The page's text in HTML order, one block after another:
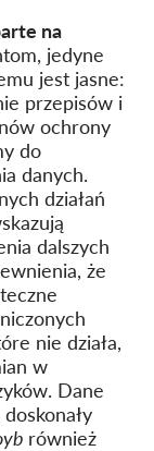
na
jedyne
jest jasne:
przepisów i
ochrony
do
danych.
działań
dalszych
że
nie działa,
w
Dane
również